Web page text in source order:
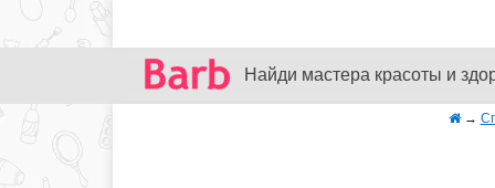
Найди мастера красоты и
→